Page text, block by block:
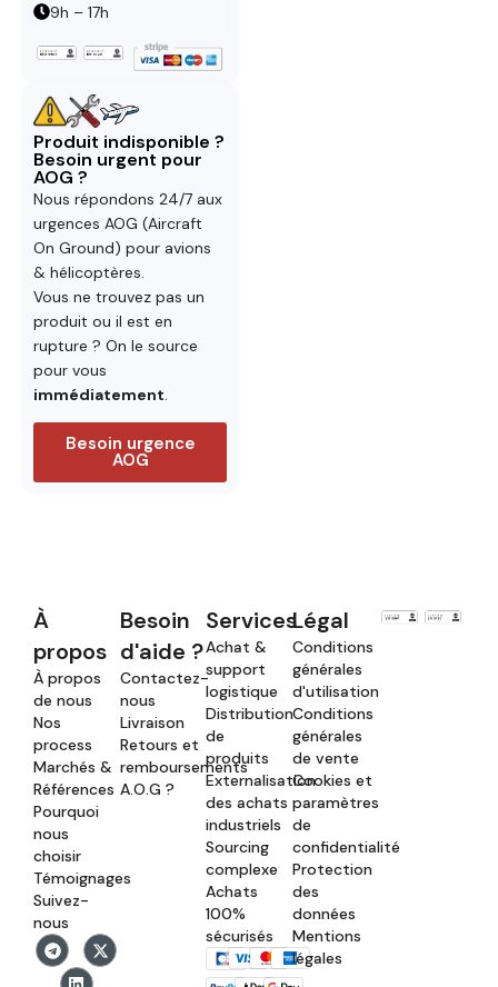
9h – 17h
Produit indisponible ?
Besoin urgent pour
AOG ?
Nous répondons 24/7 aux
urgences AOG (Aircraft
On Ground) pour avions
& hélicoptères.
Vous ne trouvez pas un
produit ou il est en
rupture ? On le source
pour vous
immédiatement.
Besoin urgence
AOG
À
propos
À propos
de nous
Nos
process
Marchés &
Références
Pourquoi
nous
choisir
Témoignages
Suivez-
nous
Besoin
d'aide ?
Contactez-
nous
Livraison
Retours et
remboursements
A.O.G ?
Services
Achat &
support
logistique
Distribution
de
produits
Externalisation
des achats
industriels
Sourcing
complexe
Achats
100%
sécurisés
Légal
Conditions
générales
d'utilisation
Conditions
générales
de vente
Cookies et
paramètres
de
confidentialité
Protection
des
données
Mentions
légales